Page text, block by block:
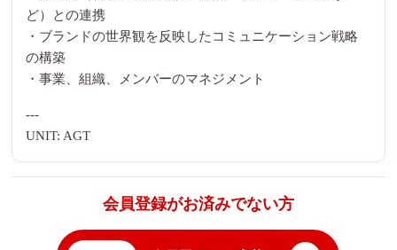
ど）との連携
・ブランドの世界観を反映したコミュニケーション戦略
の構築
・事業、組織、メンバーのマネジメント
---
UNIT: AGT
会員登録がお済みでない方